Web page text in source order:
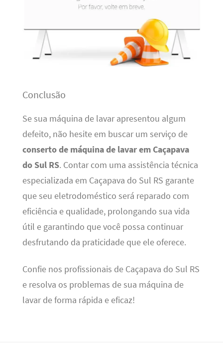
Conclusão
Se sua máquina de lavar apresentou algum
defeito, não hesite em buscar um serviço de
conserto de máquina de lavar em Caçapava
do Sul RS. Contar com uma assistência técnica
especializada em Caçapava do Sul RS garante
que seu eletrodoméstico será reparado com
eficiência e qualidade, prolongando sua vida
útil e garantindo que você possa continuar
desfrutando da praticidade que ele oferece.
Confie nos profissionais de Caçapava do Sul RS
e resolva os problemas de sua máquina de
lavar de forma rápida e eficaz!